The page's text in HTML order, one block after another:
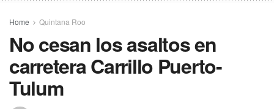
Home Quintana Roo
No cesan los asaltos en
carretera Carrillo Puerto-
Tulum